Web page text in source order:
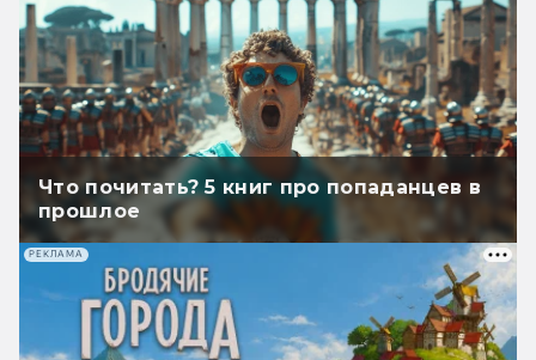
Что почитать? 5 книг про попаданцев в
прошлое
РЕКЛАМА